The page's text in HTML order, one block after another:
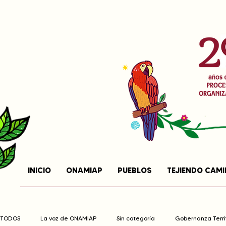
INICIO ONAMIAP PUEBLOS TEJIENDO
TODOS La voz de ONAMIAP Sin categoría Gobernanza